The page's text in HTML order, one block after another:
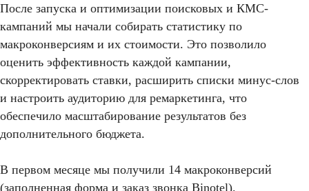
После запуска и оптимизации поисковых и КМС-
кампаний мы начали собирать статистику по
макроконверсиям и их стоимости. Это позволило
оценить эффективность каждой кампании,
скорректировать ставки, расширить списки минус-слов
и настроить аудиторию для ремаркетинга, что
обеспечило масштабирование результатов без
дополнительного бюджета.
В первом месяце мы получили 14 макроконверсий
(заполненная форма и заказ звонка Binotel).